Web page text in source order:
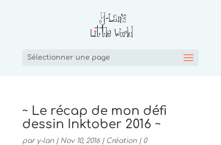
Sélectionner une page
~ Le récap de mon défi
dessin Inktober 2016 ~
par y-lan| Nov 10, 2016| Création| 0